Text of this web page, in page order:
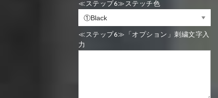
≪ステップ6≫ステッチ色
≪ステップ6≫「オプション」刺繍文字入
力